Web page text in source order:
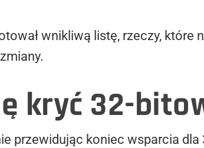
wnikliwą listę, rzeczy, które
kryć 32-
przewidując koniec wsparcia dla